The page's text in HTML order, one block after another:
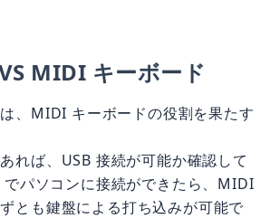
MIDI キーボード
、MIDI キーボードの役割を果たす
れば、USB 接続が可能か確認して
でパソコンに接続ができたら、MIDI
とも鍵盤による打ち込みが可能で